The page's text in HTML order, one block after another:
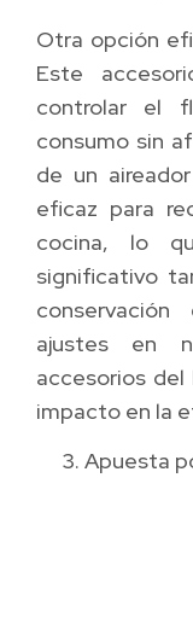
Otra opción
Este
controlar el
consumo sin
de un
eficaz para
cocina, lo
significativo
ajustes en
accesorios del
impacto en la
Apuesta